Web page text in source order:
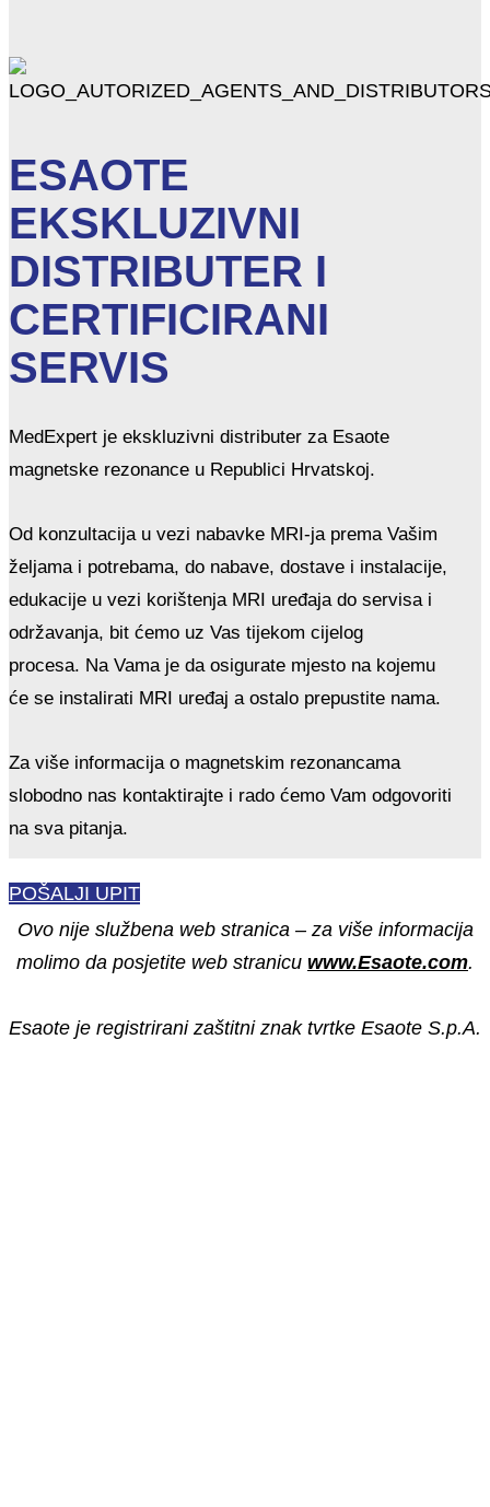
ESAOTE
EKSKLUZIVNI
DISTRIBUTER I
CERTIFICIRANI
SERVIS
MedExpert je ekskluzivni distributer za Esaote
magnetske rezonance u Republici Hrvatskoj.
Od konzultacija u vezi nabavke MRI-ja prema Vašim
željama i potrebama, do nabave, dostave i instalacije,
edukacije u vezi korištenja MRI uređaja do servisa i
održavanja, bit ćemo uz Vas tijekom cijelog
procesa. Na Vama je da osigurate mjesto na kojemu
će se instalirati MRI uređaj a ostalo prepustite nama.
Za više informacija o magnetskim rezonancama
slobodno nas kontaktirajte i rado ćemo Vam odgovoriti
na sva pitanja.
POŠALJI UPIT
Ovo nije službena web stranica – za više informacija
molimo da posjetite web stranicu www.Esaote.com.
Esaote je registrirani zaštitni znak tvrtke Esaote S.p.A.